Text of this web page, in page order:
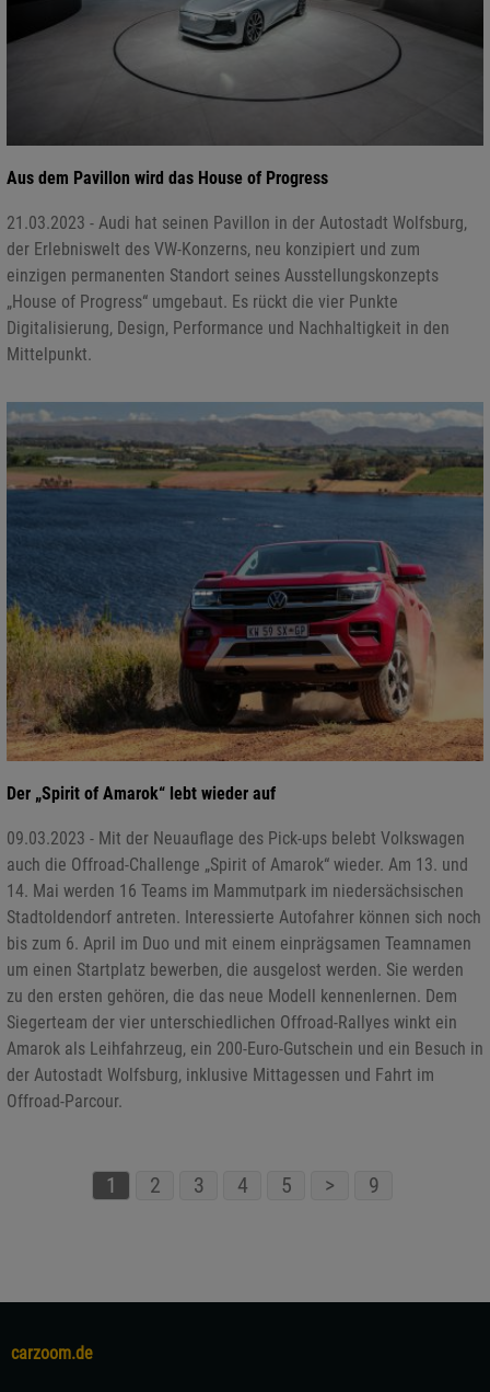
Aus dem Pavillon wird das House of Progress
21.03.2023 - Audi hat seinen Pavillon in der Autostadt Wolfsburg,
der Erlebniswelt des VW-Konzerns, neu konzipiert und zum
einzigen permanenten Standort seines Ausstellungskonzepts
„House of Progress“ umgebaut. Es rückt die vier Punkte
Digitalisierung, Design, Performance und Nachhaltigkeit in den
Mittelpunkt.
Der „Spirit of Amarok“ lebt wieder auf
09.03.2023 - Mit der Neuauflage des Pick-ups belebt Volkswagen
auch die Offroad-Challenge „Spirit of Amarok“ wieder. Am 13. und
14. Mai werden 16 Teams im Mammutpark im niedersächsischen
Stadtoldendorf antreten. Interessierte Autofahrer können sich noch
bis zum 6. April im Duo und mit einem einprägsamen Teamnamen
um einen Startplatz bewerben, die ausgelost werden. Sie werden
zu den ersten gehören, die das neue Modell kennenlernen. Dem
Siegerteam der vier unterschiedlichen Offroad-Rallyes winkt ein
Amarok als Leihfahrzeug, ein 200-Euro-Gutschein und ein Besuch in
der Autostadt Wolfsburg, inklusive Mittagessen und Fahrt im
Offroad-Parcour.
1 2 3 4 5 > 9
carzoom.de